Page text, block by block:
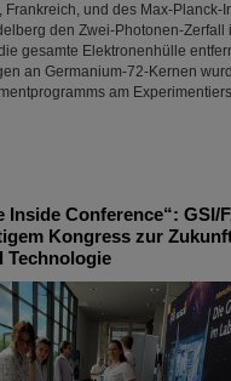
Frankreich, und des Max-Planck-
den Zwei-Photonen-Zerfall
gesamte Elektronenhülle
an Germanium-72-Kernen
am
Inside Conference“: GSI/
Kongress zur
Technologie